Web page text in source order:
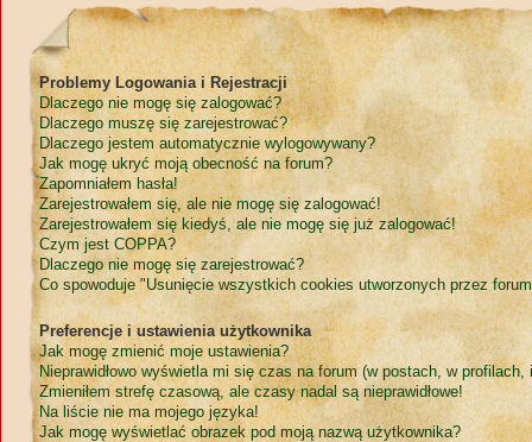
Problemy Logowania i Rejestracji
Dlaczego nie mogę się zalogować?
Dlaczego muszę się zarejestrować?
Dlaczego jestem automatycznie wylogowywany?
Jak mogę ukryć moją obecność na forum?
Zapomniałem hasła!
Zarejestrowałem się, ale nie mogę się zalogować!
Zarejestrowałem się kiedyś, ale nie mogę się już zalogować!
Czym jest COPPA?
Dlaczego nie mogę się zarejestrować?
Co spowoduje "Usunięcie wszystkich cookies utworzonych przez
Preferencje i ustawienia użytkownika
Jak mogę zmienić moje ustawienia?
Nieprawidłowo wyświetla mi się czas na forum (w postach, w profilach,
Zmieniłem strefę czasową, ale czasy nadal są nieprawidłowe!
Na liście nie ma mojego języka!
Jak mogę wyświetlać obrazek pod moją nazwą użytkownika?